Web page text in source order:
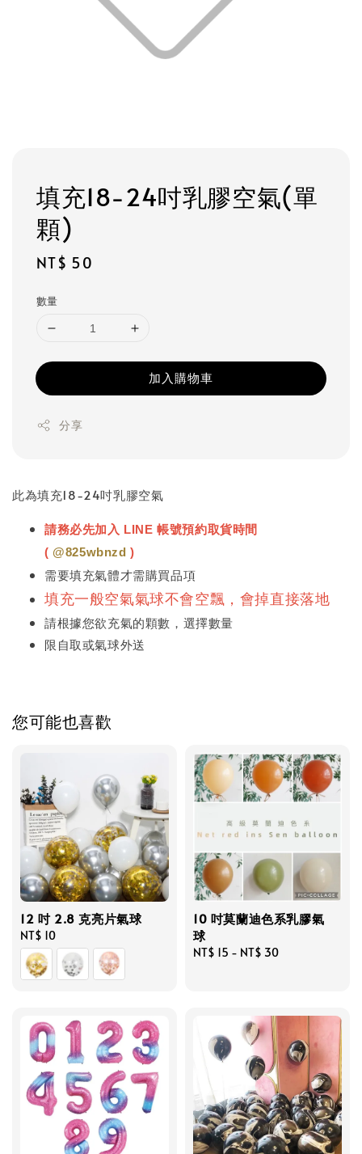
填充18-24吋乳膠空氣(單
顆)
Regular
NT$ 50
數量
加入購物車
分享
此為填充18-24吋乳膠空氣
請務必先加入 LINE 帳號預約取貨時間
( @825wbnzd )
需要填充氣體才需購買品項
填充一般空氣氣球不會空飄，會掉直接落地
請根據您欲充氣的顆數，選擇數量
限自取或氣球外送
您可能也喜歡
12 吋 2.8 克亮片氣球
Regular
price
NT$ 10
10 吋莫蘭迪色系乳膠氣
球
Regular
NT$ 15 - NT$ 30